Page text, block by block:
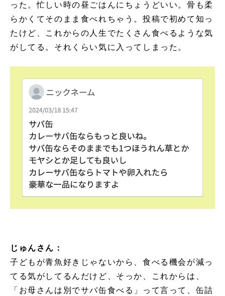
った。忙しい時の昼ごはんにちょうどいい。骨も柔
らかくてそのまま食べれちゃう。投稿で初めて知っ
たけど、これからの人生でたくさん食べるような気
がしてる。それくらい気に入ってしまった。
じゅんさん：
子どもが青魚好きじゃないから、食べる機会が減っ
てる気がしてるんだけど、そっか、これからは、
「お母さんは別でサバ缶食べる」って言って、缶詰